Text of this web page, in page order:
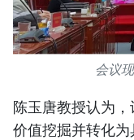
会议
陈玉唐教授认为
价值挖掘并转化